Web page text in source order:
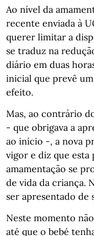
Ao nível da
recente enviada à
querer limitar a
se traduz na
diário em duas
inicial que prevê
efeito.
Mas, ao contrário
- que obrigava a
ao início -, a nova
vigor e diz que esta
amamentação se
de vida da criança.
ser apresentado de
Neste momento
até que o bebé